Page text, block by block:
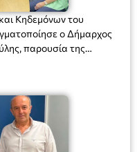
Κηδεμόνων του
ο Δήμαρχος
παρουσία της
Χαΐτα.